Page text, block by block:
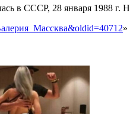
в СССР, 28 января 1988 г.
»